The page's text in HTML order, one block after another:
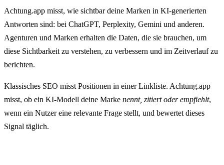
Achtung.app misst, wie sichtbar deine Marken in KI-generierten
Antworten sind: bei ChatGPT, Perplexity, Gemini und anderen.
Agenturen und Marken erhalten die Daten, die sie brauchen, um
diese Sichtbarkeit zu verstehen, zu verbessern und im Zeitverlauf zu
berichten.
Klassisches SEO misst Positionen in einer Linkliste. Achtung.app
misst, ob ein KI-Modell deine Marke nennt, zitiert oder empfiehlt,
wenn ein Nutzer eine relevante Frage stellt, und bewertet dieses
Signal täglich.